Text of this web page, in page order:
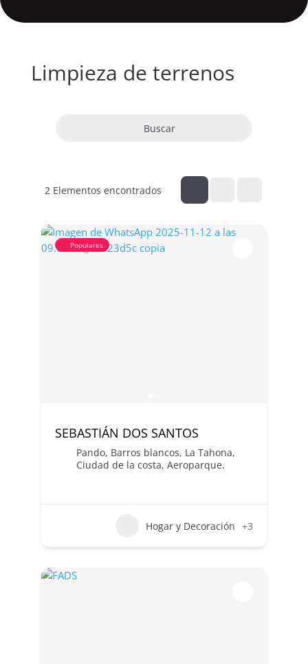
Limpieza de terrenos
Buscar
2 Elementos encontrados
Populares
SEBASTIÁN DOS SANTOS
Pando, Barros blancos, La Tahona,
Ciudad de la costa, Aeroparque.
Hogar y Decoración +3